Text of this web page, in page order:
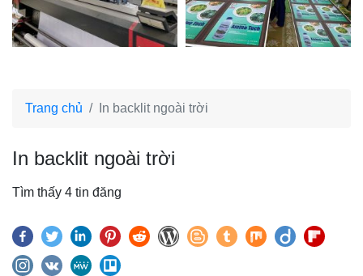
Trang chủ In backlit ngoài trời
In backlit ngoài trời
Tìm thấy 4 tin đăng